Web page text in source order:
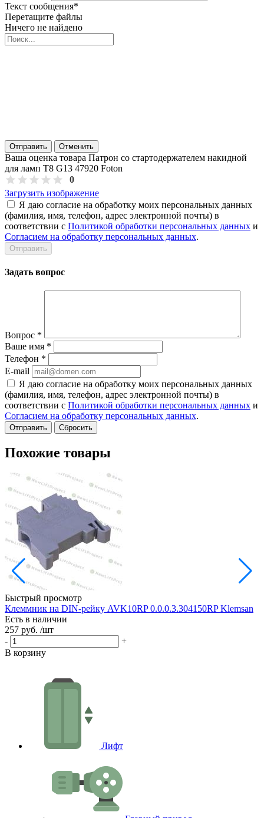
Текст сообщения*
Перетащите файлы
Ничего не найдено
Отправить Отменить
Ваша оценка товара Патрон со стартодержателем накидной
для ламп T8 G13 47920 Foton
0
Загрузить изображение
Я даю согласие на обработку моих персональных данных
(фамилия, имя, телефон, адрес электронной почты) в
соответствии с Политикой обработки персональных данных и
Согласием на обработку персональных данных.
Задать вопрос
Вопрос *
Ваше имя *
Телефон *
E-mail
Я даю согласие на обработку моих персональных данных
(фамилия, имя, телефон, адрес электронной почты) в
соответствии с Политикой обработки персональных данных и
Согласием на обработку персональных данных.
Сбросить
Похожие товары
Быстрый просмотр
Клеммник на DIN-рейку AVK10RP 0.0.0.3.304150RP Klemsan
Есть в наличии
257 руб. /шт
-
+
В корзину
Лифт